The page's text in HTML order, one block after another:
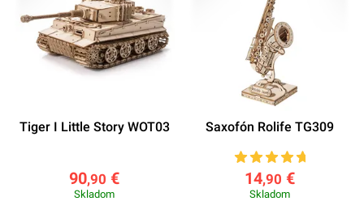
Tiger I Little Story WOT03
90,90 €
Skladom
Saxofón Rolife TG309
14,90 €
Skladom